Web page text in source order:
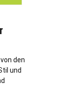
den
und